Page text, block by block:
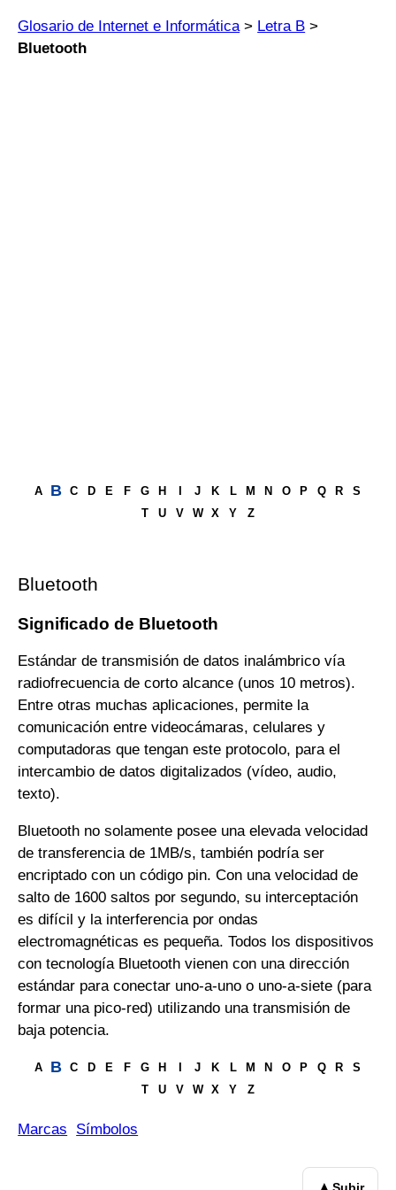
Glosario de Internet e Informática> Letra B >
Bluetooth
A B C D E F G H J K L M N O P Q R
S
T
U V W X Y Z
Bluetooth
Significado de Bluetooth
Estándar de transmisión de datos inalámbrico vía
radiofrecuencia de corto alcance (unos 10 metros).
Entre otras muchas aplicaciones, permite la
comunicación entre videocámaras, celulares y
computadoras que tengan este protocolo, para el
intercambio de datos digitalizados (vídeo, audio,
texto).
Bluetooth no solamente posee una elevada velocidad
de transferencia de 1MB/s, también podría ser
encriptado con un código pin. Con una velocidad de
salto de 1600 saltos por segundo, su interceptación
es difícil y la interferencia por ondas
electromagnéticas es pequeña. Todos los dispositivos
con tecnología Bluetooth vienen con una dirección
estándar para conectar uno-a-uno o uno-a-siete (para
formar una pico-red) utilizando una transmisión de
baja potencia.
A B C D E F G H J K L M N O P Q R
S
T
U V W X Y Z
Marcas Símbolos